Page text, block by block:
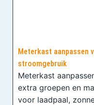
Meterkast aanpassen
stroomgebruik
Meterkast
extra groepen en
voor laadpaal,